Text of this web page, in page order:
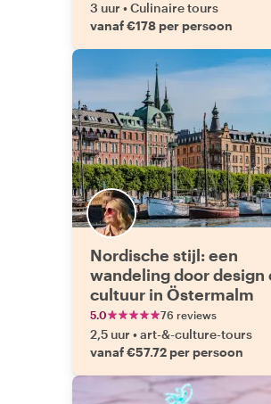
3 uur •Culinaire tours
vanaf €178 per persoon
Nordische stijl: een
wandeling door design
cultuur in Östermalm
5.0 76 reviews
2,5 uur •art-&-culture-tours
vanaf €57.72 per persoon